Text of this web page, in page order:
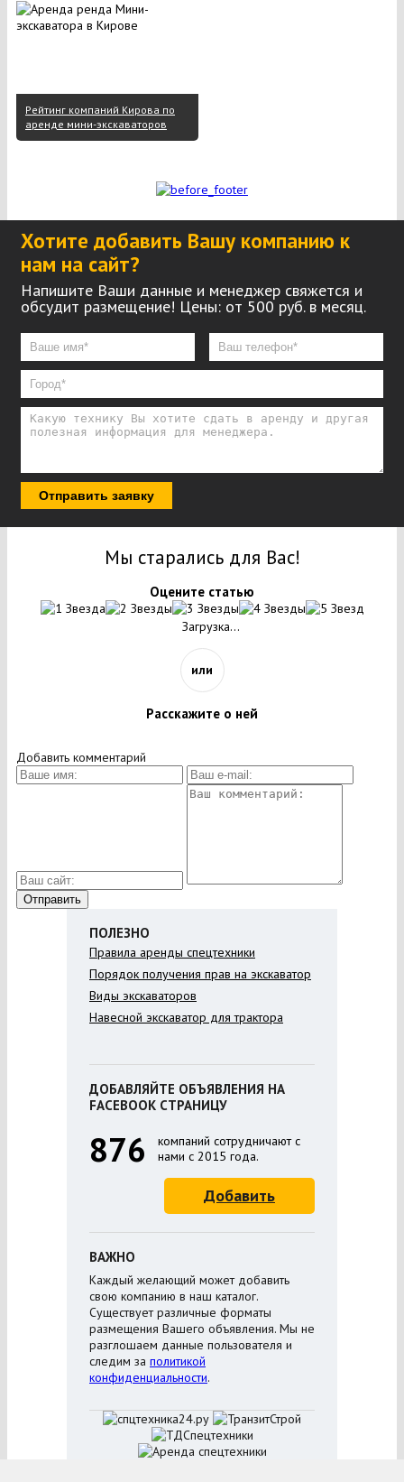
Рейтинг компаний Кирова по
аренде мини-экскаваторов
Хотите добавить Вашу компанию к
нам на сайт?
Напишите Ваши данные и менеджер свяжется и
обсудит размещение! Цены: от 500 руб. в месяц.
Отправить заявку
Мы старались для Вас!
Оцените статью
Загрузка...
или
Расскажите о ней
Добавить комментарий
ПОЛЕЗНО
Правила аренды спецтехники
Порядок получения прав на экскаватор
Виды экскаваторов
Навесной экскаватор для трактора
ДОБАВЛЯЙТЕ ОБЪЯВЛЕНИЯ НА
FACEBOOK СТРАНИЦУ
876
компаний сотрудничают с
нами с 2015 года.
Добавить
ВАЖНО
Каждый желающий может добавить
свою компанию в наш каталог.
Существует различные форматы
размещения Вашего объявления. Мы не
разглошаем данные пользователя и
следим за политикой
конфиденциальности.